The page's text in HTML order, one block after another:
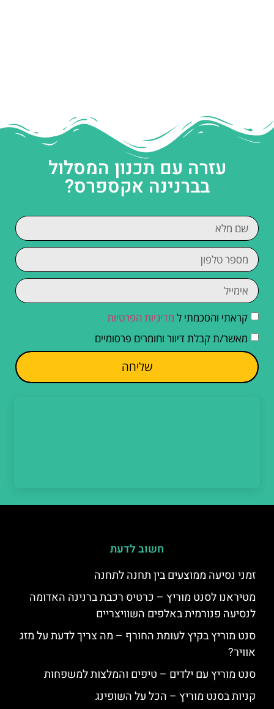
עזרה עם תכנון המסלול
בברנינה אקספרס?
קראתי והסכמתי ל מדיניות הפרטיות
מאשר/ת קבלת דיוור וחומרים פרסומיים
שליחה
חשוב לדעת
זמני נסיעה ממוצעים בין תחנה לתחנה
מטיראנו לסנט מוריץ – כרטיס רכבת ברנינה האדומה
לנסיעה פנורמית באלפים השוויצריים
סנט מוריץ בקיץ לעומת החורף – מה צריך לדעת על מזג
אוויר?
סנט מוריץ עם ילדים – טיפים והמלצות למשפחות
קניות בסנט מוריץ – הכל על השופינג